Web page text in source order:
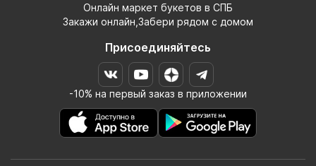
Онлайн маркет букетов в СПБ
Закажи онлайн,Забери рядом с домом
Присоединяйтесь
-10% на первый заказ в приложении